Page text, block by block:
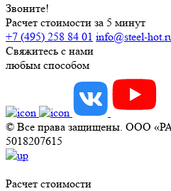
Звоните!
Расчет стоимости за 5 минут
+7 (495) 258 84 01 info@steel-
Свяжитесь с нами
любым способом
© Все права защищены. ООО
5018207615
Расчет стоимости